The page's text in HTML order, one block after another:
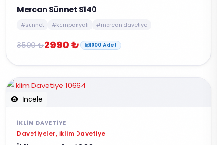
Mercan Sünnet S140
#sünnet #kampanyali #mercan davetiye
3500 ₺2990 ₺ 1000 Adet
İncele
İKLIM DAVETIYE
Davetiyeler, İklim Davetiye